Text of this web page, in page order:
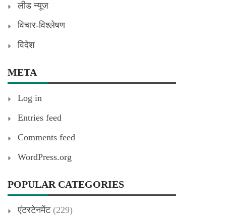
लीड न्यूज
विचार-विश्लेषण
विदेश
META
Log in
Entries feed
Comments feed
WordPress.org
POPULAR CATEGORIES
एंटरटेनमेंट(229)